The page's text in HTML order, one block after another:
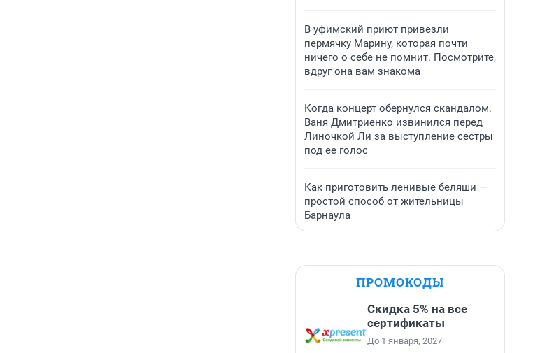
В уфимский приют привезли
пермячку Марину, которая почти
ничего о себе не помнит. Посмотрите,
вдруг она вам знакома
Когда концерт обернулся скандалом.
Ваня Дмитриенко извинился перед
Линочкой Ли за выступление сестры
под ее голос
Как приготовить ленивые беляши —
простой способ от жительницы
Барнаула
ПРОМОКОДЫ
Скидка 5% на все
сертификаты
До 1 января, 2027